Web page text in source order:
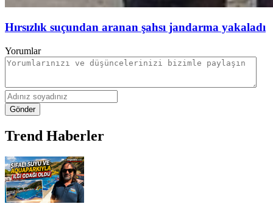
Hırsızlık suçundan aranan şahsı jandarma yakaladı
Yorumlar
Gönder
Trend Haberler